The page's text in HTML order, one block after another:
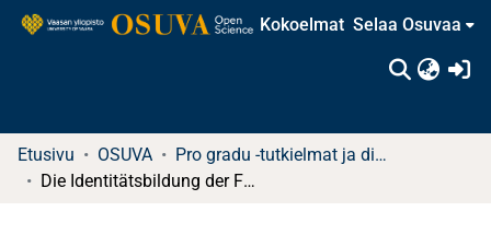
Kokoelmat Selaa Osuvaa
Etusivu OSUVA
Pro gradu -tutkielmat ja diplomityöt (rajattu saatavuus)
Die Identitätsbildung der Frauen in den Büchern Feuchtgebiete, Dies ist kein Liebeslied und Der Geschmack von Apfelkernen